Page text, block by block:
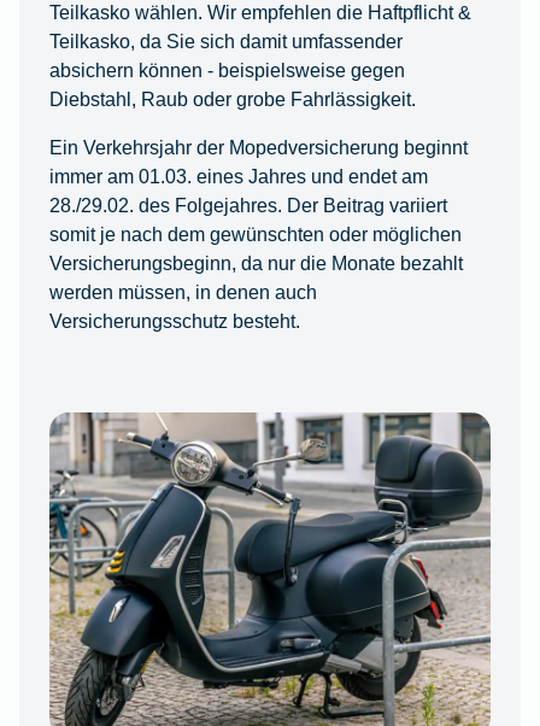
Teilkasko wählen. Wir empfehlen die Haftpflicht &
Teilkasko, da Sie sich damit umfassender
absichern können - beispielsweise gegen
Diebstahl, Raub oder grobe Fahrlässigkeit.
Ein Verkehrsjahr der Mopedversicherung beginnt
immer am 01.03. eines Jahres und endet am
28./29.02. des Folgejahres. Der Beitrag variiert
somit je nach dem gewünschten oder möglichen
Versicherungsbeginn, da nur die Monate bezahlt
werden müssen, in denen auch
Versicherungsschutz besteht.